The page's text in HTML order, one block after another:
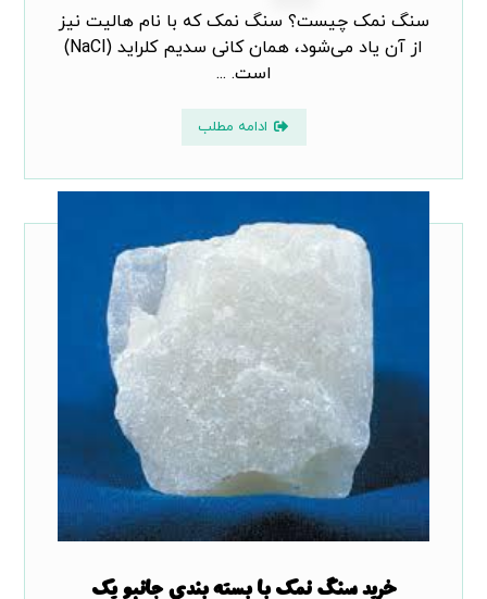
سنگ نمک چیست؟ سنگ نمک که با نام هالیت نیز
از آن یاد می‌شود، همان کانی سدیم کلراید (NaCl)
است. ...
ادامه مطلب
خرید سنگ نمک با بسته بندی جانبو یک